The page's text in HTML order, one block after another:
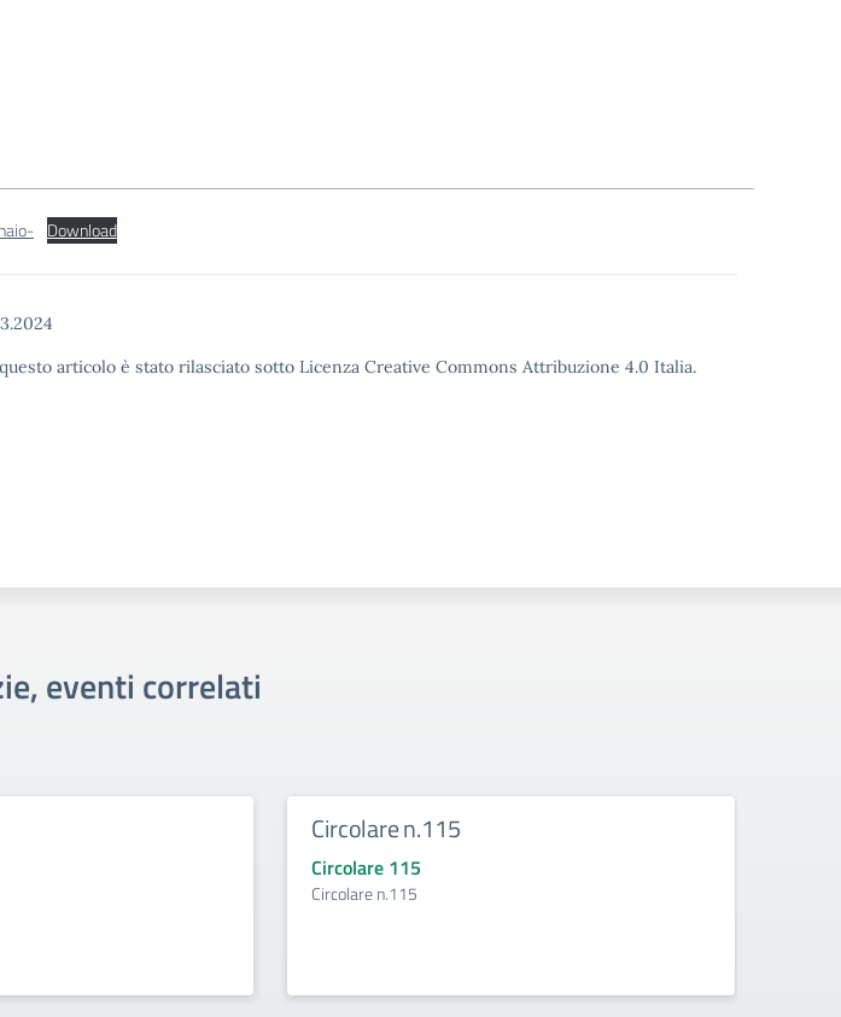
Download
articolo è stato rilasciato sotto Licenza Creative Commons Attribuzione 4.0 Italia.
eventi correlati
Circolare n.115
Circolare 115
Circolare n.115